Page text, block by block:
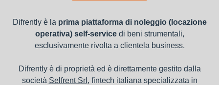
Difrently è la prima piattaforma di noleggio (locazione
operativa) self-servicedi beni strumentali,
esclusivamente rivolta a clientela business.
Difrently è di proprietà ed è direttamente gestito dalla
società Selfrent Srl , fintech italiana specializzata in